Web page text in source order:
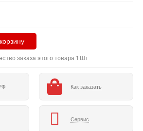
заказа этого товара 1 Шт
Как заказать
Сервис